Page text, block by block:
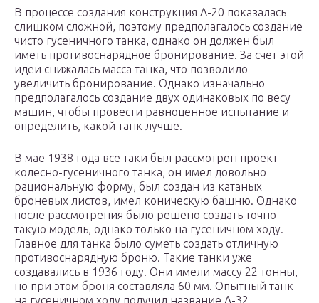
В процессе создания конструкция А-20 показалась
слишком сложной, поэтому предполагалось создание
чисто гусеничного танка, однако он должен был
иметь противоснарядное бронирование. За счет этой
идеи снижалась масса танка, что позволило
увеличить бронирование. Однако изначально
предполагалось создание двух одинаковых по весу
машин, чтобы провести равноценное испытание и
определить, какой танк лучше.
В мае 1938 года все таки был рассмотрен проект
колесно-гусеничного танка, он имел довольно
рациональную форму, был создан из катаных
броневых листов, имел коническую башню. Однако
после рассмотрения было решено создать точно
такую модель, однако только на гусеничном ходу.
Главное для танка было суметь создать отличную
противоснарядную броню. Такие танки уже
создавались в 1936 году. Они имели массу 22 тонны,
но при этом броня составляла 60 мм. Опытный танк
на гусеничном ходу получил название А-32.